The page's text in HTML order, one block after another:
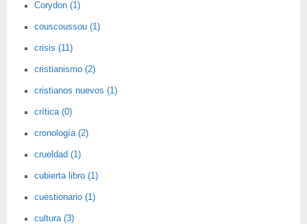
Corydon (1)
couscoussou (1)
crisis (11)
cristianismo (2)
cristianos nuevos (1)
crítica (0)
cronología (2)
crueldad (1)
cubierta libro (1)
cuestionario (1)
cultura (3)